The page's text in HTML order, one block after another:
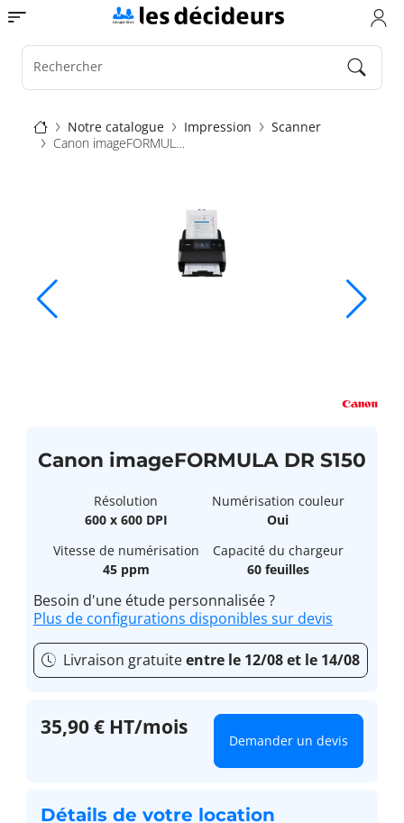
Aller
au
contenu
principal
Toggle navigation
Rechercher
Fil
d'Ariane
Notre catalogue Impression
Scanner
Canon imageFORMULA DR S150
Canon imageFORMULA DR S150
Résolution
600 x 600 DPI
Numérisation couleur
Oui
Vitesse de numérisation
45 ppm
Capacité du chargeur
60 feuilles
Besoin d'une étude personnalisée ?
Plus de configurations disponibles sur devis
Livraison gratuiteentre le 12/08 et le 14/08
35,90 € HT/mois
Demander un devis
Détails de votre location